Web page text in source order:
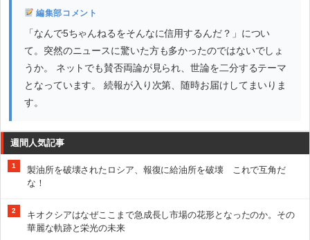
編集部コメント
「なんで5ちゃんねるをそんなに信用するんだ？」につい
て。突然のニュースに驚いた方も多かったのではないでしょ
うか。 ネットでも賛否両論が見られ、世論を二分するテーマ
となっています。 続報が入り次第、随時お届けしてまいりま
す。
週間人気記事
1
製油所を破壊されたロシア、報復に給油所を破壊 これで互角だ
な！
2
キオクシアはなぜここまで急成長し市場の花形となったのか。その
華麗な軌跡と栄光の未来